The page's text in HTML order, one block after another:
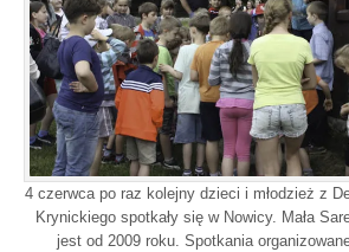
4 czerwca po raz kolejny dzieci i młodzież z
Krynickiego spotkały się w Nowicy. Mała
jest od 2009 roku. Spotkania